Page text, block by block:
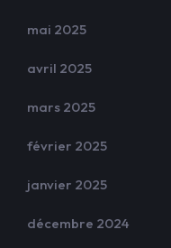
mai 2025
avril 2025
mars 2025
février 2025
janvier 2025
décembre 2024